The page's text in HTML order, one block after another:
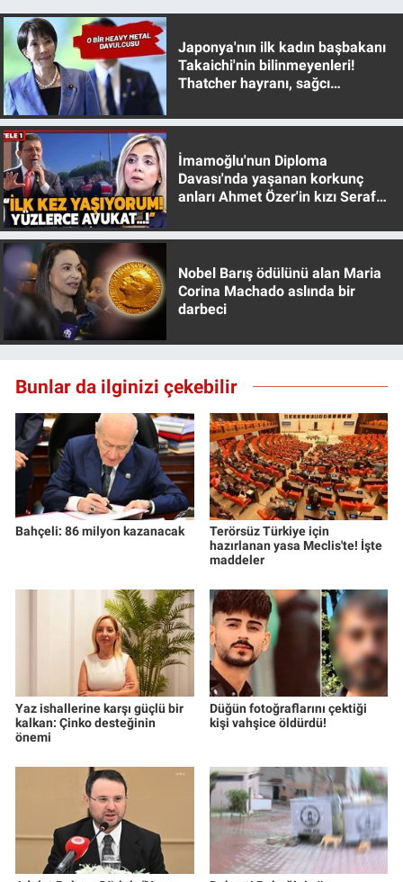
Japonya'nın ilk kadın başbakanı
Takaichi'nin bilinmeyenleri!
Thatcher hayranı, sağcı
İmamoğlu'nun Diploma
Davası'nda yaşanan korkunç
anları Ahmet Özer'in kızı Seraf
Nobel Barış ödülünü alan Maria
Corina Machado aslında bir
darbeci
Bunlar da ilginizi çekebilir
Bahçeli: 86 milyon kazanacak
Terörsüz Türkiye için
hazırlanan yasa Meclis'te! İşte
maddeler
Yaz ishallerine karşı güçlü bir
kalkan: Çinko desteğinin
önemi
Düğün fotoğraflarını çektiği
kişi vahşice öldürdü!